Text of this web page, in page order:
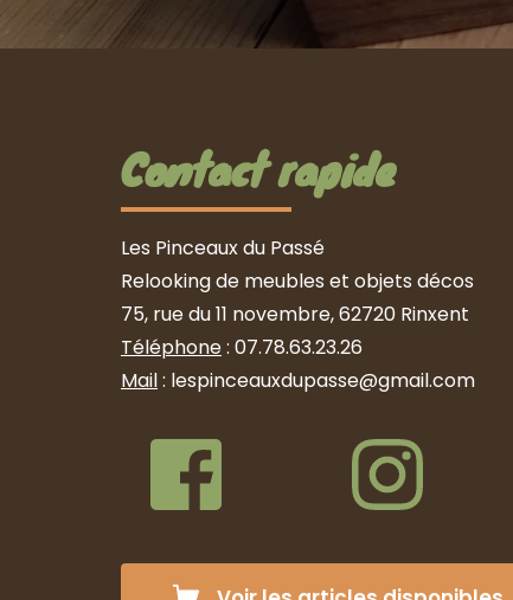
Contact rapide
Les Pinceaux du Passé
Relooking de meubles et objets décos
75, rue du 11 novembre, 62720 Rinxent
Téléphone : 07.78.63.23.26
Mail : lespinceauxdupasse@gmail.com